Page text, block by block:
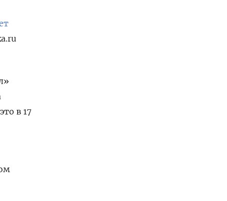
в 17